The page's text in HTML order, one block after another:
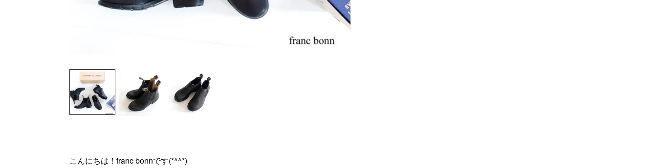
こんにちは！franc bonnです(*^^*)